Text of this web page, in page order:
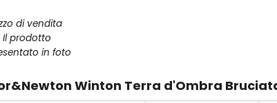
di vendita
Il prodotto
in foto
Winton Terra d'Ombra